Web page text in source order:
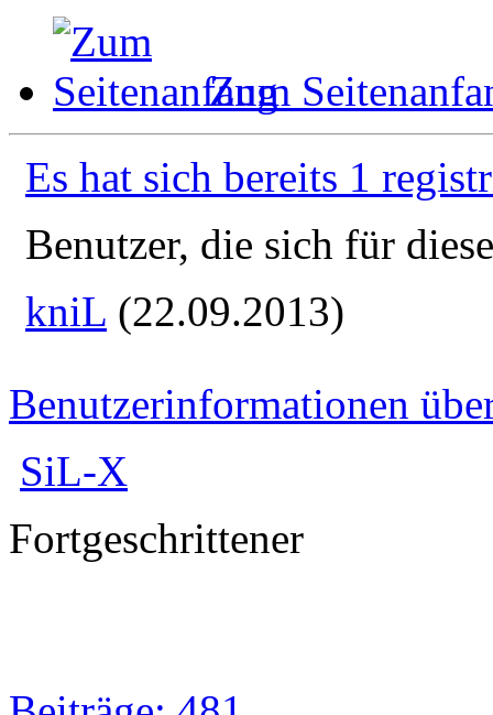
Zum
Es hat sich bereits 1
Benutzer, die sich für
kniL (22.09.2013)
Benutzerinformationen
SiL-X
Fortgeschrittener